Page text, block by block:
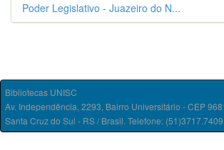
Poder Legislativo - Juazeiro do N...
Bibliotecas UNISC
Av. Independência, 2293, Bairro Universitário - CEP
Santa Cruz do Sul - RS / Brasil. Telefone: (51)3717.7409